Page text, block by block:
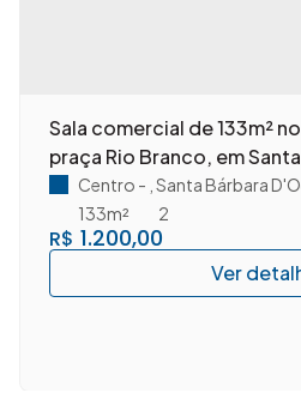
Sala comercial de 133m²
praça Rio Branco, em
D'Oeste/SP.
R$ 1.200,00
Centro Santa Bárbara
2
133m²